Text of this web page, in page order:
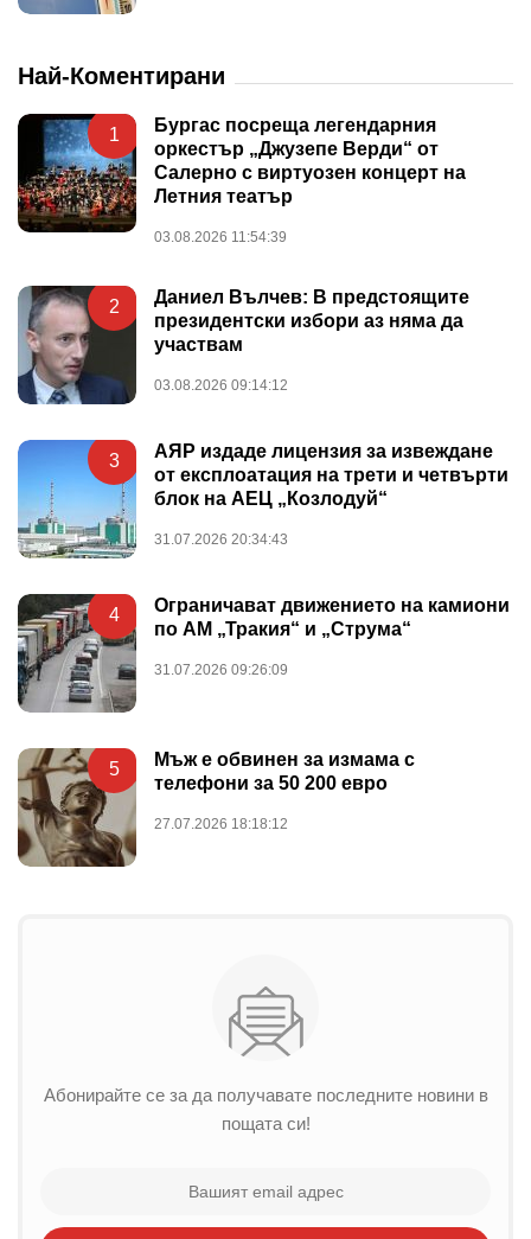
Най-Коментирани
1
Бургас посреща легендарния
оркестър „Джузепе Верди“ от
Салерно с виртуозен концерт на
Летния театър
03.08.2026 11:54:39
2
Даниел Вълчев: В предстоящите
президентски избори аз няма да
участвам
03.08.2026 09:14:12
3
АЯР издаде лицензия за извеждане
от експлоатация на трети и четвърти
блок на АЕЦ „Козлодуй“
31.07.2026 20:34:43
4
Ограничават движението на камиони
по АМ „Тракия“ и „Струма“
31.07.2026 09:26:09
5
Мъж е обвинен за измама с
телефони за 50 200 евро
27.07.2026 18:18:12
Абонирайте се за да получавате последните новини в
пощата си!